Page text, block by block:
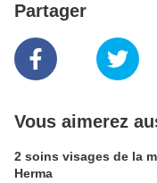
Partager
Vous aimerez
2 soins visages de la
Herma